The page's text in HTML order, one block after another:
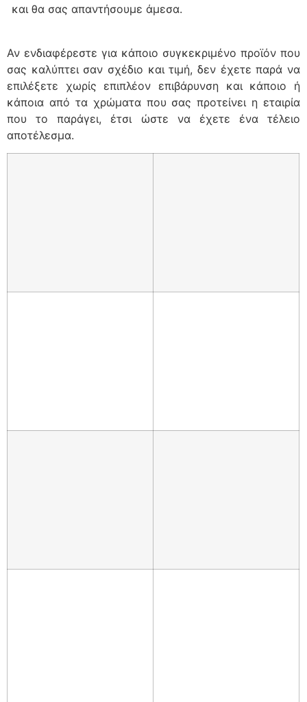
και θα σας απαντήσουμε άμεσα.
Αν ενδιαφέρεστε για κάποιο συγκεκριμένο προϊόν που
σας καλύπτει σαν σχέδιο και τιμή, δεν έχετε παρά να
επιλέξετε χωρίς επιπλέον επιβάρυνση και κάποιο ή
κάποια από τα χρώματα που σας προτείνει η εταιρία
που το παράγει, έτσι ώστε να έχετε ένα τέλειο
αποτέλεσμα.